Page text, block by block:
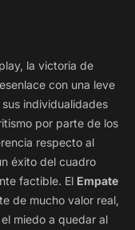
la victoria de
con una leve
individualidades
por parte de los
respecto al
éxito del cuadro
factible. El Empate
de mucho valor real,
miedo a quedar al